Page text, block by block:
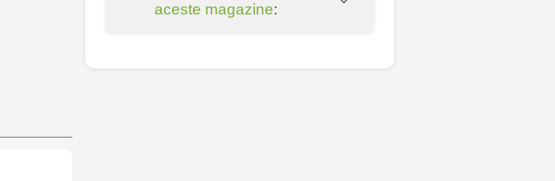
aceste magazine:
10/1